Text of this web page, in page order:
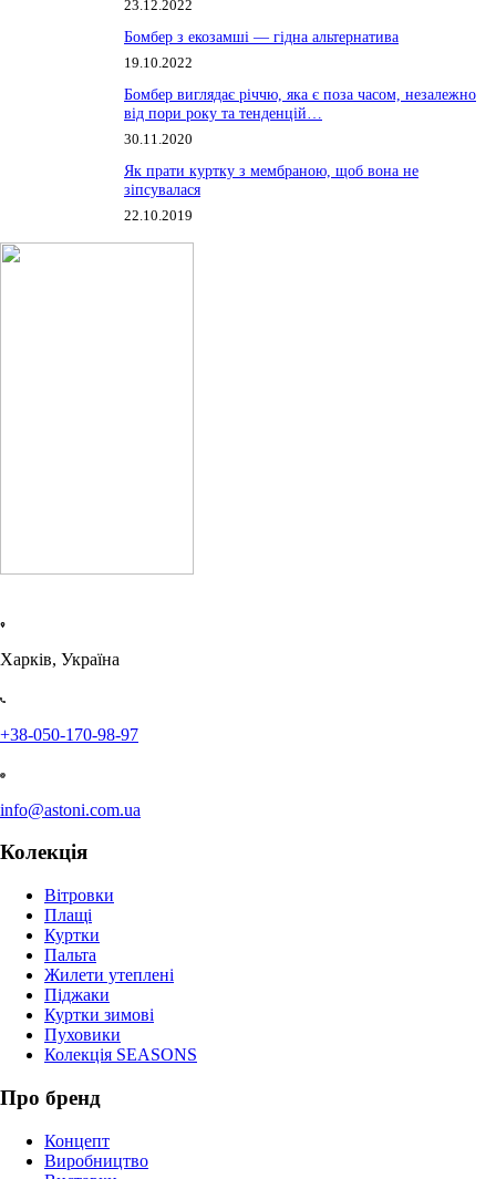
23.12.2022
Бомбер з екозамші — гідна альтернатива
19.10.2022
Бомбер виглядає річчю, яка є поза часом, незалежно
від пори року та тенденцій…
30.11.2020
Як прати куртку з мембраною, щоб вона не
зіпсувалася
22.10.2019
Харків, Україна
+38-050-170-98-97
info@astoni.com.ua
Колекція
Вітровки
Плащі
Куртки
Пальта
Жилети утеплені
Піджаки
Куртки зимові
Пуховики
Колекція SEASONS
Про бренд
Концепт
Виробництво